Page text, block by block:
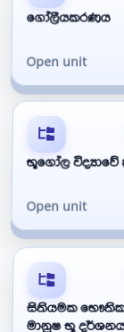
ගෝලීයකරණය
Open unit
භූගෝල විද්‍යාවේ
Open unit
සිතියමක භෞතික
මානුෂ භූ